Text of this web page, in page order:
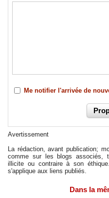
Me notifier l'arrivée de
Avertissement
La rédaction, avant publication;
comme sur les blogs associés,
illicite ou contraire à son
s'applique aux liens publiés.
Dans la